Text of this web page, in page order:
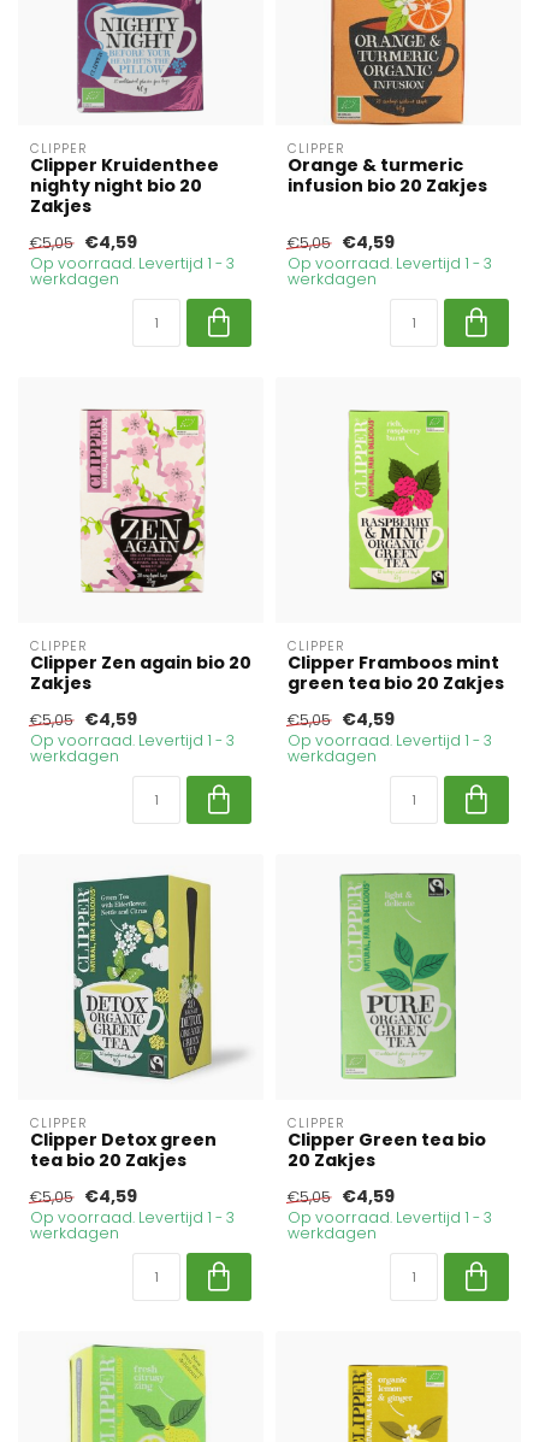
CLIPPER
Clipper Kruidenthee
nighty night bio 20
Zakjes
€5,05 €4,59
Op voorraad. Levertijd 1 - 3
werkdagen
CLIPPER
Orange & turmeric
infusion bio 20 Zakjes
€5,05 €4,59
Op voorraad. Levertijd 1 - 3
werkdagen
CLIPPER
Clipper Zen again bio 20
Zakjes
€5,05 €4,59
Op voorraad. Levertijd 1 - 3
werkdagen
CLIPPER
Clipper Framboos mint
green tea bio 20 Zakjes
€5,05 €4,59
Op voorraad. Levertijd 1 - 3
werkdagen
CLIPPER
Clipper Detox green
tea bio 20 Zakjes
€5,05 €4,59
Op voorraad. Levertijd 1 - 3
werkdagen
CLIPPER
Clipper Green tea bio
20 Zakjes
€5,05 €4,59
Op voorraad. Levertijd 1 - 3
werkdagen